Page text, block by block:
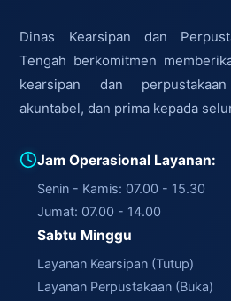
Dinas Kearsipan dan
Tengah berkomitmen
kearsipan dan
akuntabel, dan prima kepada
Jam Operasional Layanan:
Senin - Kamis: 07.00 - 15.30
Jumat: 07.00 - 14.00
Sabtu Minggu
Layanan Kearsipan (Tutup)
Layanan Perpustakaan (Buka)